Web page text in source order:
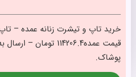
قیمت عمده114206.4
پوشاک.